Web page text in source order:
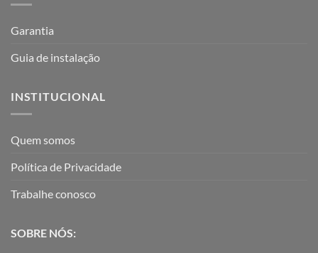
Garantia
Guia de instalação
INSTITUCIONAL
Quem somos
Política de Privacidade
Trabalhe conosco
SOBRE NÓS: